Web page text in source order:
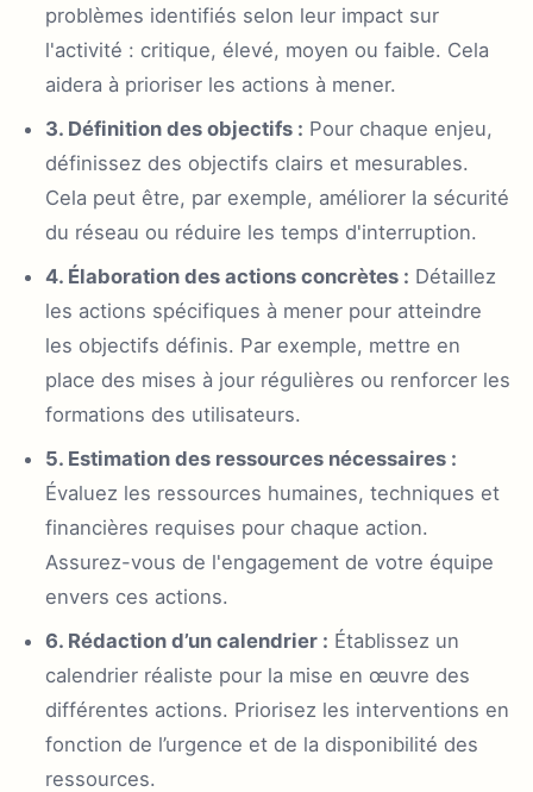
problèmes identifiés selon leur impact sur
l'activité : critique, élevé, moyen ou faible. Cela
aidera à prioriser les actions à mener.
3. Définition des objectifs : Pour chaque enjeu,
définissez des objectifs clairs et mesurables.
Cela peut être, par exemple, améliorer la sécurité
du réseau ou réduire les temps d'interruption.
4. Élaboration des actions concrètes : Détaillez
les actions spécifiques à mener pour atteindre
les objectifs définis. Par exemple, mettre en
place des mises à jour régulières ou renforcer les
formations des utilisateurs.
5. Estimation des ressources nécessaires :
Évaluez les ressources humaines, techniques et
financières requises pour chaque action.
Assurez-vous de l'engagement de votre équipe
envers ces actions.
6. Rédaction d’un calendrier : Établissez un
calendrier réaliste pour la mise en œuvre des
différentes actions. Priorisez les interventions en
fonction de l’urgence et de la disponibilité des
ressources.